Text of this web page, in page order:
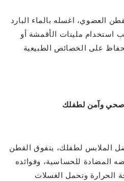
العضوي، اغسله بالماء البارد
ملينات الأقمشة أو
على الخصائص الطبيعية
صحي وآمن لطفلك
الملابس لطفلك، يتفوق القطن
المضادة للحساسية، وفوائده
الحرارة وتحمل الغسلات